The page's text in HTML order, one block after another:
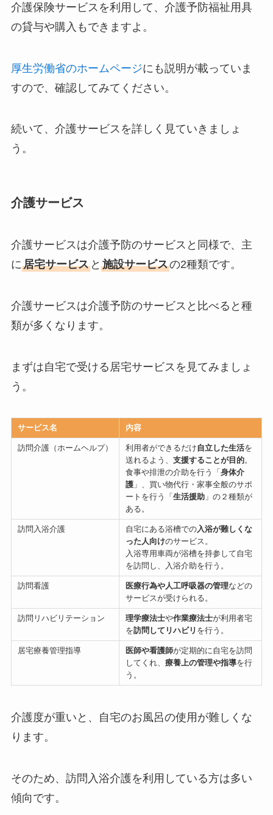
介護保険サービスを利用して、介護予防福祉用具
の貸与や購入もできますよ。
厚生労働省のホームページにも説明が載っていま
すので、確認してみてください。
続いて、介護サービスを詳しく見ていきましょ
う。
介護サービス
介護サービスは介護予防のサービスと同様で、主
に居宅サービスと 施設サービスの2種類です。
介護サービスは介護予防のサービスと比べると種
類が多くなります。
まずは自宅で受ける居宅サービスを見てみましょ
う。
サービス名 内容
訪問介護（ホームヘルプ） 利用者ができるだけ自立した生活を
送れるよう、 支援することが目的。
食事や排泄の介助を行う「 身体介
護」、買い物代行・家事全般のサポ
ートを行う「 生活援助」の２種類が
ある。
訪問入浴介護 自宅にある浴槽での入浴が難しくな
った人向けのサービス。
入浴専用車両が浴槽を持参して自宅
を訪問し、入浴介助を行う。
訪問看護 医療行為や人工呼吸器の管理などの
サービスが受けられる。
訪問リハビリテーション 理学療法士や作業療法士が利用者宅
を訪問してリハビリ を行う。
居宅療養管理指導 医師や看護師が定期的に自宅を訪問
してくれ、 療養上の管理や指導を行
う。
介護度が重いと、自宅のお風呂の使用が難しくな
ります。
そのため、訪問入浴介護を利用している方は多い
傾向です。